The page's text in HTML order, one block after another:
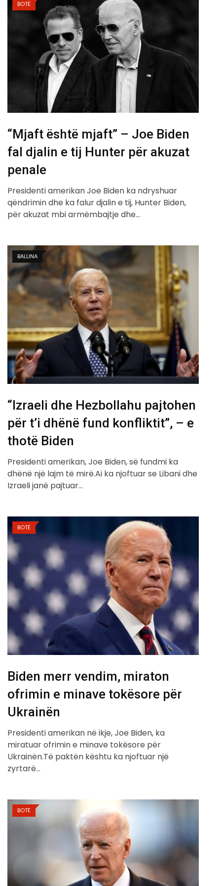
BOTË
“Mjaft është mjaft” – Joe Biden
fal djalin e tij Hunter për akuzat
penale
Presidenti amerikan Joe Biden ka ndryshuar
qëndrimin dhe ka falur djalin e tij, Hunter Biden,
për akuzat mbi armëmbajtje dhe…
BALLINA
“Izraeli dhe Hezbollahu pajtohen
për t’i dhënë fund konfliktit”, – e
thotë Biden
Presidenti amerikan, Joe Biden, së fundmi ka
dhënë një lajm të mirë.Ai ka njoftuar se Libani dhe
Izraeli janë pajtuar…
BOTË
Biden merr vendim, miraton
ofrimin e minave tokësore për
Ukrainën
Presidenti amerikan në ikje, Joe Biden, ka
miratuar ofrimin e minave tokësore për
Ukrainën.Të paktën kështu ka njoftuar një
zyrtarë…
BOTË